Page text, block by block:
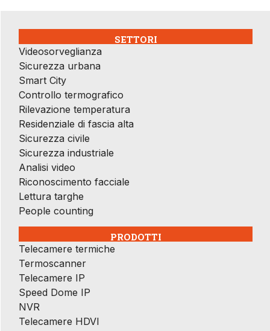
SETTORI
Videosorveglianza
Sicurezza urbana
Smart City
Controllo termografico
Rilevazione temperatura
Residenziale di fascia alta
Sicurezza civile
Sicurezza industriale
Analisi video
Riconoscimento facciale
Lettura targhe
People counting
PRODOTTI
Telecamere termiche
Termoscanner
Telecamere IP
Speed Dome IP
NVR
Telecamere HDVI